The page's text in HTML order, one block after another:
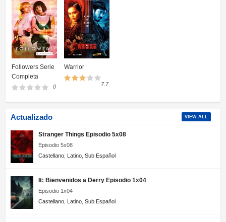
Followers Serie
Completa
0
Warrior
7.7
Actualizado VIEW ALL
Stranger Things Episodio 5x08
Episodio 5x08
Castellano Latino Sub Español
It: Bienvenidos a Derry Episodio 1x04
Episodio 1x04
Castellano Latino Sub Español